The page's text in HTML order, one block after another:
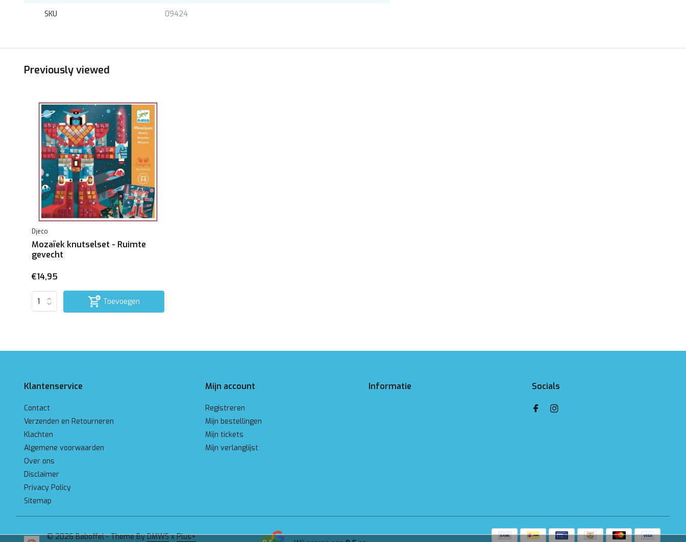
SKU 09424
Previously viewed
Djeco
Mozaïek knutselset - Ruimte
gevecht
€14,95
Toevoegen
Klantenservice
Contact
Verzenden en Retourneren
Klachten
Algemene voorwaarden
Over ons
Disclaimer
Privacy Policy
Sitemap
Mijn account
Registreren
Mijn bestellingen
Mijn tickets
Mijn verlanglijst
Informatie Socials
© 2026 Baboffel - Theme ByDMWSxPlus+